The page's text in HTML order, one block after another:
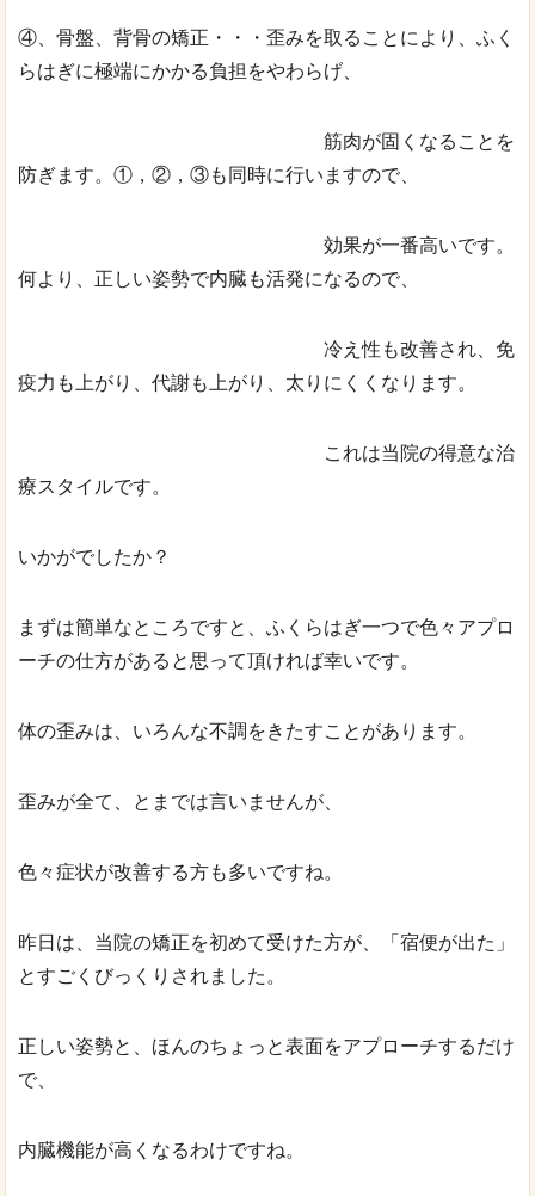
④、骨盤、背骨の矯正・・・歪みを取ることにより、ふく
らはぎに極端にかかる負担をやわらげ、
筋肉が固くなることを
防ぎます。①，②，③も同時に行いますので、
効果が一番高いです。
何より、正しい姿勢で内臓も活発になるので、
冷え性も改善され、免
疫力も上がり、代謝も上がり、太りにくくなります。
これは当院の得意な治
療スタイルです。
いかがでしたか？
まずは簡単なところですと、ふくらはぎ一つで色々アプロ
ーチの仕方があると思って頂ければ幸いです。
体の歪みは、いろんな不調をきたすことがあります。
歪みが全て、とまでは言いませんが、
色々症状が改善する方も多いですね。
昨日は、当院の矯正を初めて受けた方が、「宿便が出た」
とすごくびっくりされました。
正しい姿勢と、ほんのちょっと表面をアプローチするだけ
で、
内臓機能が高くなるわけですね。